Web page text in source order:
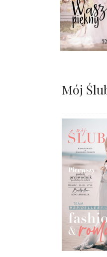
Mój